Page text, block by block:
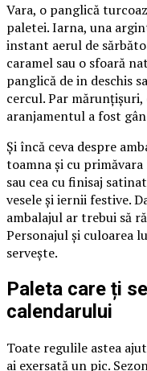
Vara, o panglică
paletei. Iarna, una
instant aerul de
caramel sau o sfoară
panglică de in deschis
cercul. Par
aranjamentul a fost
Și încă ceva despre
toamna și cu
sau cea cu finisaj
vesele și iernii festive.
ambalajul ar trebui să
Personajul și culoarea
servește.
Paleta care ți
calendarului
Toate regulile astea
ai exersată un pic.